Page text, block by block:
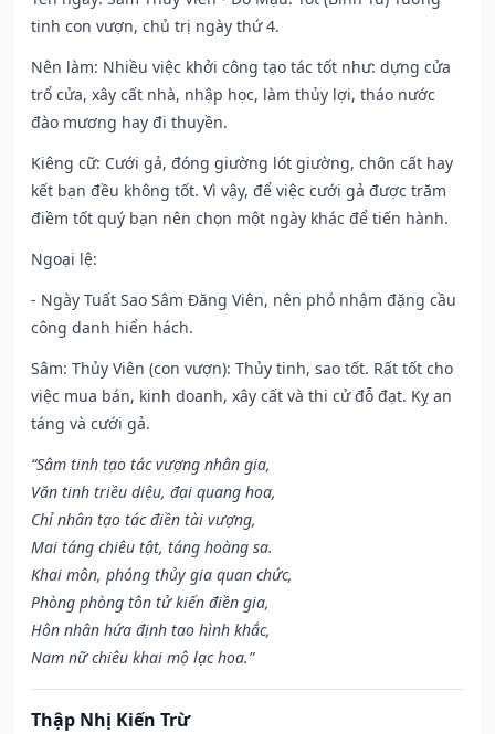
tinh con vượn, chủ trị ngày thứ 4.
Nên làm: Nhiều việc khởi công tạo tác tốt như: dựng cửa
trổ cửa, xây cất nhà, nhập học, làm thủy lợi, tháo nước
đào mương hay đi thuyền.
Kiêng cữ: Cưới gả, đóng giường lót giường, chôn cất hay
kết bạn đều không tốt. Vì vậy, để việc cưới gả được trăm
điềm tốt quý bạn nên chọn một ngày khác để tiến hành.
Ngoại lệ:
- Ngày Tuất Sao Sâm Đăng Viên, nên phó nhậm đặng cầu
công danh hiển hách.
Sâm: Thủy Viên (con vượn): Thủy tinh, sao tốt. Rất tốt cho
việc mua bán, kinh doanh, xây cất và thi cử đỗ đạt. Kỵ an
táng và cưới gả.
“Sâm tinh tạo tác vượng nhân gia,
Văn tinh triều diệu, đại quang hoa,
Chỉ nhân tạo tác điền tài vượng,
Mai táng chiêu tật, táng hoàng sa.
Khai môn, phóng thủy gia quan chức,
Phòng phòng tôn tử kiến điền gia,
Hôn nhân hứa định tao hình khắc,
Nam nữ chiêu khai mộ lạc hoa.”
Thập Nhị Kiến Trừ